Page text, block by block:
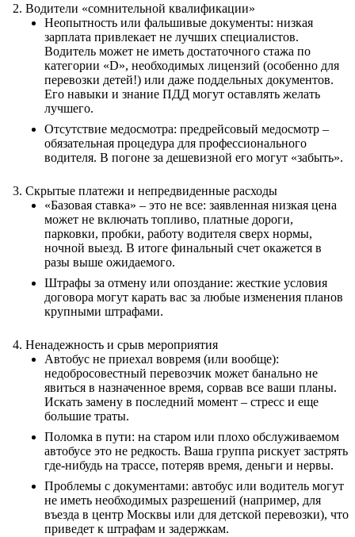
Водители «сомнительной квалификации»
Неопытность или фальшивые документы: низкая
зарплата привлекает не лучших специалистов.
Водитель может не иметь достаточного стажа по
категории «D», необходимых лицензий (особенно для
перевозки детей!) или даже поддельных документов.
Его навыки и знание ПДД могут оставлять желать
лучшего.
Отсутствие медосмотра: предрейсовый медосмотр –
обязательная процедура для профессионального
водителя. В погоне за дешевизной его могут «забыть».
Скрытые платежи и непредвиденные расходы
«Базовая ставка» – это не все: заявленная низкая цена
может не включать топливо, платные дороги,
парковки, пробки, работу водителя сверх нормы,
ночной выезд. В итоге финальный счет окажется в
разы выше ожидаемого.
Штрафы за отмену или опоздание: жесткие условия
договора могут карать вас за любые изменения планов
крупными штрафами.
Ненадежность и срыв мероприятия
Автобус не приехал вовремя (или вообще):
недобросовестный перевозчик может банально не
явиться в назначенное время, сорвав все ваши планы.
Искать замену в последний момент – стресс и еще
большие траты.
Поломка в пути: на старом или плохо обслуживаемом
автобусе это не редкость. Ваша группа рискует застрять
где-нибудь на трассе, потеряв время, деньги и нервы.
Проблемы с документами: автобус или водитель могут
не иметь необходимых разрешений (например, для
въезда в центр Москвы или для детской перевозки), что
приведет к штрафам и задержкам.